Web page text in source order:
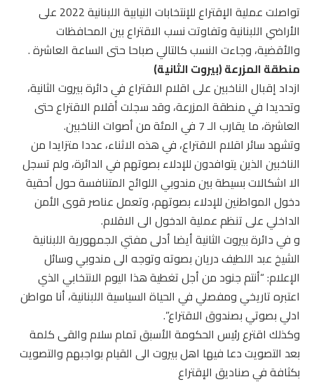
تواصلت عملية الإقتراع للإنتخابات النيابية اللبنانية 2022 على
الأراضي اللبنانية وتفاوتت نسب الاقتراع بين المحافظات
والأقضية، وجاءت النسب كالتالي صباحا حتى الساعة العاشرة .
منطقة المزرعة (بيروت الثانية)
ازداد إقبال الناخبين على اقلام الاقتراع في دائرة بيروت الثانية،
وتحديدا في منطقة المزرعة، وقد سجلت أقلام الاقتراع حتى
العاشرة، ما يقارب الـ 7 في المئة من أصوات الناخبين.
وتشهد سائر اقلام الاقتراع، في هذه الاثناء، عددا متزايدا من
الناخبين الذين يتوافدون للإدلاء بصوتهم في الدائرة، ولم تسجل
الا اشكالات بسيطة بين مندوبي اللوائح المتنافسة حول أحقية
دخول المواطنين للإدلاء بصوتهم، وتعمل عناصر قوى الأمن
الداخلي على تنظم عملية الدخول الى الاقلام.
و في دائرة بيروت الثانية أيضا أدلى مفتي الجمهورية اللبنانية
الشيخ عبد اللطيف دريان بصوته وتوجه الى مندوبي وسائل
الإعلام: “أنتم جنود من أجل تغطية هذا اليوم الانتخابي الذي
اعتبره تاريخي ومفصلي في الحياة السياسية اللبنانية، أنا مواطن
ادلي بصوتي بصندوق الاقتراع”.
وكذلك اقترع رئيس الحكومة الأسبق تمام سلام والقى كلمة
بعد التصويت دعا فيها اهل بيروت الى القيام بواجبهم والتصويت
بكثافة في صناديق الإقتراع